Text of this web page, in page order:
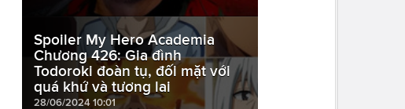
Spoiler My Hero Academia
Chương 426: Gia đình
Todoroki đoàn tụ, đối mặt với
quá khứ và tương lai
28/06/2024 10:01